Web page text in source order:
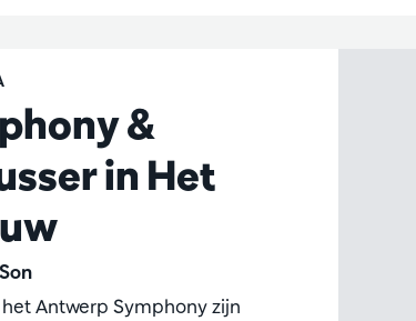
&
in Het
Antwerp Symphony zijn